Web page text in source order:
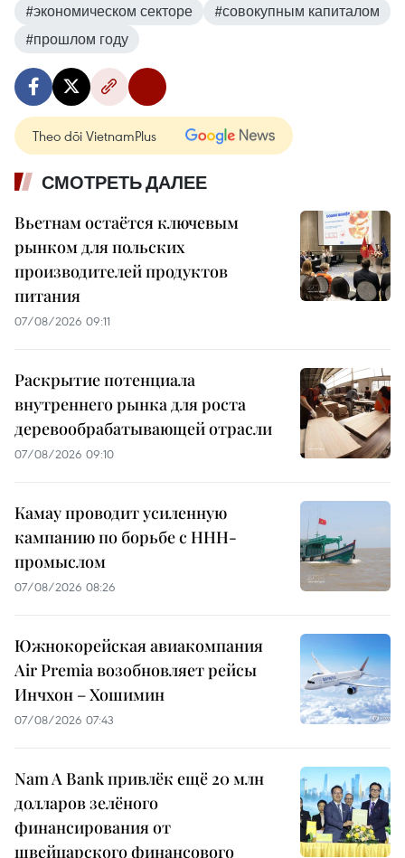
#экономическом секторе
#совокупным капиталом
#прошлом году
Theo dõi VietnamPlus
СМОТРЕТЬ ДАЛЕЕ
Вьетнам остаётся ключевым
рынком для польских
производителей продуктов
питания
07/08/2026 09:11
Раскрытие потенциала
внутреннего рынка для роста
деревообрабатывающей отрасли
07/08/2026 09:10
Камау проводит усиленную
кампанию по борьбе с ННН-
промыслом
07/08/2026 08:26
Южнокорейская авиакомпания
Air Premia возобновляет рейсы
Инчхон – Хошимин
07/08/2026 07:43
Nam A Bank привлёк ещё 20 млн
долларов зелёного
финансирования от
швейцарского финансового